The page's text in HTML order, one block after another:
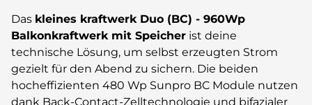
Das kleines kraftwerkDuo (BC) - 960Wp
Balkonkraftwerk mit Speicher ist deine
technische Lösung, um selbst erzeugten Strom
gezielt für den Abend zu sichern. Die beiden
hocheffizienten 480 Wp Sunpro BC Module nutzen
dank Back-Contact-Zelltechnologie und bifazialer